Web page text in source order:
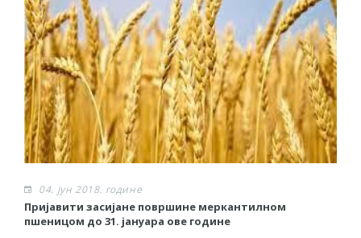
04. јун 2018. године
Пријавити засијане површине меркантилном
пшеницом до 31. јануара ове године